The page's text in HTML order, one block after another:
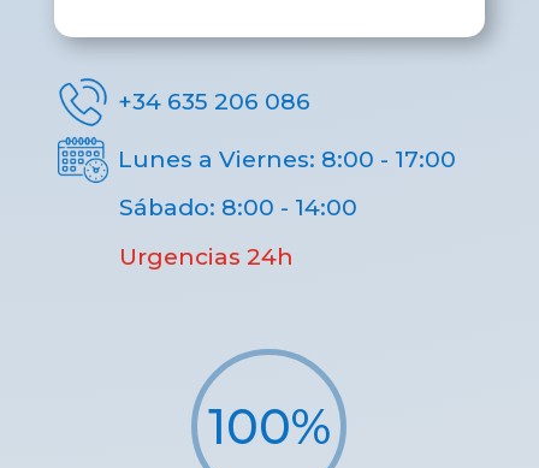
+34 635 206 086
Lunes a Viernes: 8:00 - 17:00
Sábado: 8:00 - 14:00
Urgencias 24h
100%